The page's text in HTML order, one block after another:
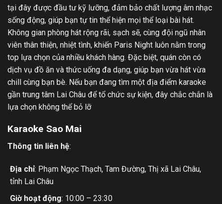
tại đây được đầu tư kỹ lưỡng, đảm bảo chất lượng âm nhạc
sống động, giúp bạn tự tin thể hiện mọi thể loại bài hát.
Không gian phòng hát rộng rãi, sạch sẽ, cùng đội ngũ nhân
viên thân thiện, nhiệt tình, khiến Paris Night luôn nằm trong
top lựa chọn của nhiều khách hàng. Đặc biệt, quán còn có
dịch vụ đồ ăn và thức uống đa dạng, giúp bạn vừa hát vừa
chill cùng bạn bè. Nếu bạn đang tìm một địa điểm karaoke
gần trung tâm Lai Châu để tổ chức sự kiện, đây chắc chắn là
lựa chọn không thể bỏ lỡ
Karaoke Sao Mai
Thông tin liên hệ:
Địa chỉ: Phạm Ngọc Thạch, Tam Đường, Thị xã Lai Châu,
tỉnh Lai Châu
Giờ hoạt động: 10:00 – 23:30